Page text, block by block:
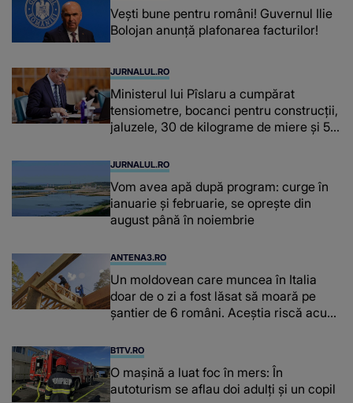
Vești bune pentru români! Guvernul Ilie
Bolojan anunță plafonarea facturilor!
JURNALUL.RO
Ministerul lui Pîslaru a cumpărat
tensiometre, bocanci pentru construcții,
jaluzele, 30 de kilograme de miere și 50
JURNALUL.RO
Vom avea apă după program: curge în
ianuarie și februarie, se oprește din
august până în noiembrie
ANTENA3.RO
Un moldovean care muncea în Italia
doar de o zi a fost lăsat să moară pe
şantier de 6 români. Aceștia riscă acum
B1TV.RO
O maşină a luat foc în mers: În
autoturism se aflau doi adulți și un copil